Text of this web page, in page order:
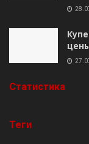
Cтатистика
Теги